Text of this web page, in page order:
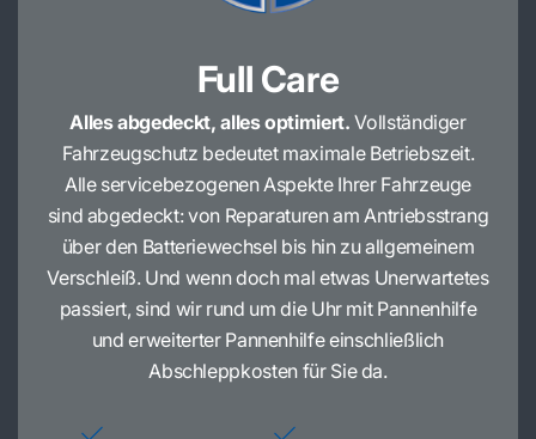
Full Care
Alles abgedeckt, alles optimiert. Vollständiger
Fahrzeugschutz bedeutet maximale Betriebszeit.
Alle servicebezogenen Aspekte Ihrer Fahrzeuge
sind abgedeckt: von Reparaturen am Antriebsstrang
über den Batteriewechsel bis hin zu allgemeinem
Verschleiß. Und wenn doch mal etwas Unerwartetes
passiert, sind wir rund um die Uhr mit Pannenhilfe
und erweiterter Pannenhilfe einschließlich
Abschleppkosten für Sie da.